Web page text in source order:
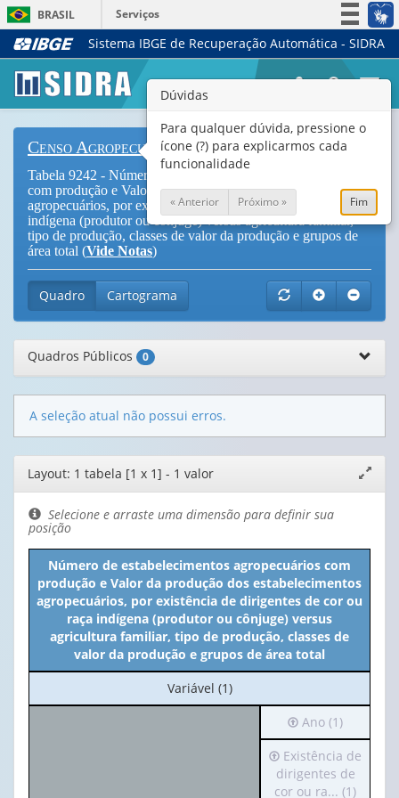
BRASIL
Serviços
Simplifique!
Legislação
Canais
Sistema IBGE de Recuperação Automática - SIDRA
Censo Agropecuário
Tabela 9242 - Número de estabelecimentos agropecuários
com produção e Valor da produção dos estabelecimentos
agropecuários, por existência de dirigentes de cor ou raça
indígena (produtor ou cônjuge) versus agricultura familiar,
tipo de produção, classes de valor da produção e grupos de
área total (Vide Notas)
Quadro Cartograma
Quadros Públicos 0
A seleção atual não possui erros.
Editor
de
layout
janela
Layout: 1 tabela [1 x 1] - 1 valor
Selecione e arraste uma dimensão para definir sua
posição
Número de estabelecimentos agropecuários com
produção e Valor da produção dos estabelecimentos
agropecuários, por existência de dirigentes de cor ou
raça indígena (produtor ou cônjuge) versus
agricultura familiar, tipo de produção, classes de
valor da produção e grupos de área total
No
cabeçalho:
Variável (1)
Irá
para
o
cabeçalho
(possui
Ano (1)
Irá
para
Existência de
dirigentes de
cor ou ra... (1)
Dúvidas
Para qualquer dúvida, pressione o
ícone (?) para explicarmos cada
funcionalidade
« Anterior Próximo » Fim